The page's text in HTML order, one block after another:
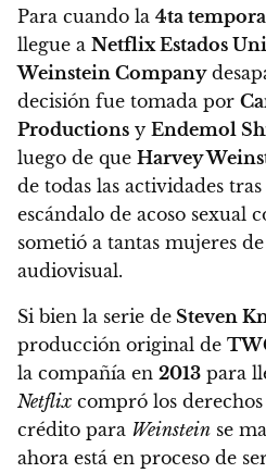
Para cuando la 4ta
llegue a Netflix Estados
Weinstein Company
decisión fue tomada por
Productions y Endemol
luego de que Harvey
de todas las actividades
escándalo de acoso sexual
sometió a tantas mujeres
audiovisual.
Si bien la serie de Steven
producción original de
la compañía en 2013 para
Netflix compró los
crédito para Weinstein se
ahora está en proceso de